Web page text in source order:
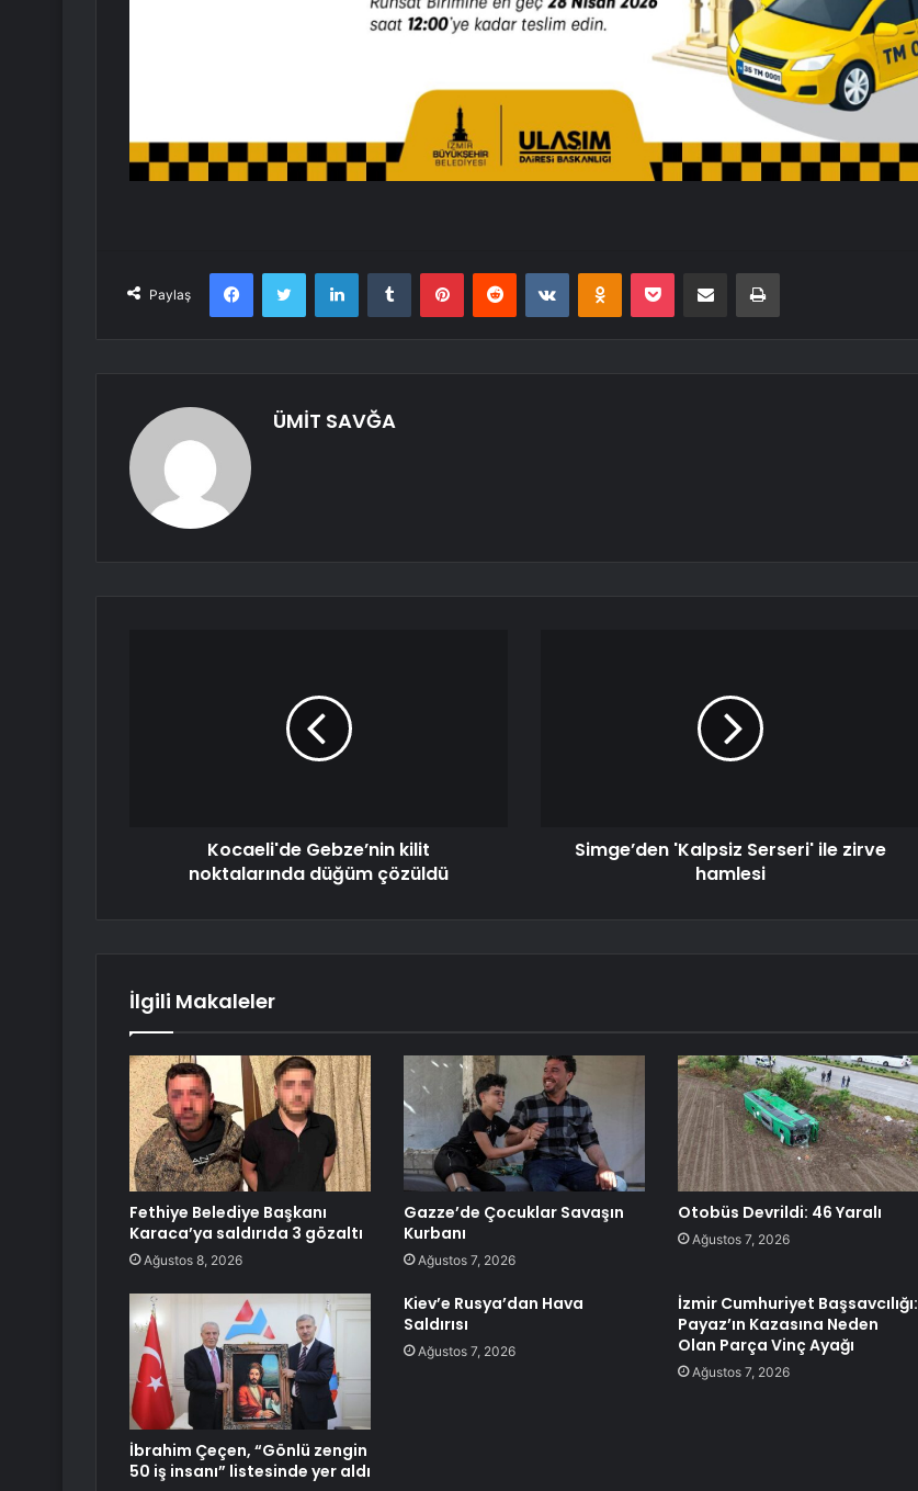
Paylaş
FacebookTwitter LinkedInTumblr PinterestReddit VKontakteOdnoklassniki
Pocket E-Posta ile paylaş Yazdır
ÜMİT SAVĞA
Kocaeli'de Gebze’nin kilit
noktalarında düğüm çözüldü
Simge’den 'Kalpsiz Serseri' ile zirve
hamlesi
İlgili Makaleler
Fethiye Belediye Başkanı
Karaca’ya saldırıda 3 gözaltı
Ağustos 8, 2026
Gazze’de Çocuklar Savaşın
Kurbanı
Ağustos 7, 2026
Otobüs Devrildi: 46 Yaralı
Ağustos 7, 2026
İbrahim Çeçen, “Gönlü zengin
50 iş insanı” listesinde yer aldı
Kiev’e Rusya’dan Hava
Saldırısı
Ağustos 7, 2026
İzmir Cumhuriyet Başsavcılığı:
Payaz’ın Kazasına Neden
Olan Parça Vinç Ayağı
Ağustos 7, 2026